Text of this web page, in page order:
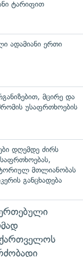
ტარიფით
ადამიანი ერთი
მცირე და
უსაფრთხოების
დღემდე ძირს
მთლიანობას
განცხადება